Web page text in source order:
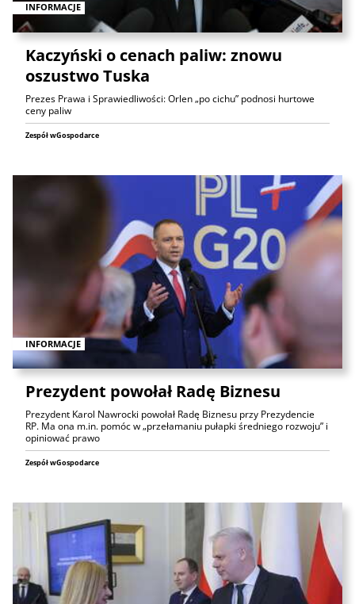
INFORMACJE
Kaczyński o cenach paliw: znowu
oszustwo Tuska
Prezes Prawa i Sprawiedliwości: Orlen „po cichu” podnosi hurtowe
ceny paliw
Zespół wGospodarce
INFORMACJE
Prezydent powołał Radę Biznesu
Prezydent Karol Nawrocki powołał Radę Biznesu przy Prezydencie
RP. Ma ona m.in. pomóc w „przełamaniu pułapki średniego rozwoju” i
opiniować prawo
Zespół wGospodarce